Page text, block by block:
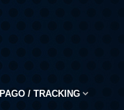
PAGO / TRACKING